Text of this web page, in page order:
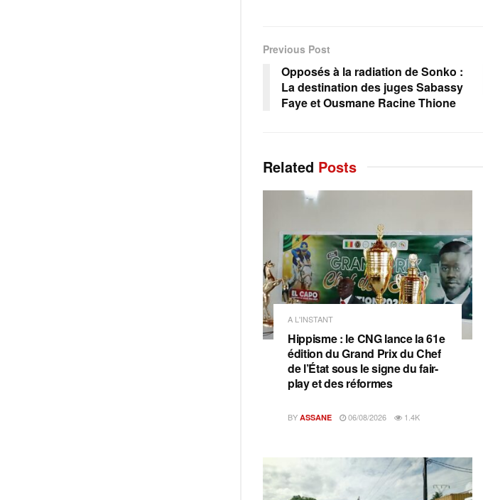
Previous Post
Opposés à la radiation de Sonko :
La destination des juges Sabassy
Faye et Ousmane Racine Thione
Related Posts
A L'INSTANT
Hippisme : le CNG lance la 61e
édition du Grand Prix du Chef
de l’État sous le signe du fair-
play et des réformes
BY ASSANE 06/08/2026 1.4K